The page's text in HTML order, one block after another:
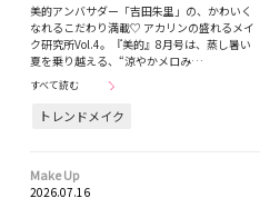
美的アンバサダー「吉田朱里」の、かわいく
なれるこだわり満載♡ アカリンの盛れるメイ
ク研究所Vol.4。『美的』8月号は、蒸し暑い
夏を乗り越える、“涼やかメロみ…
すべて読む
トレンドメイク
Make Up
2026.07.16